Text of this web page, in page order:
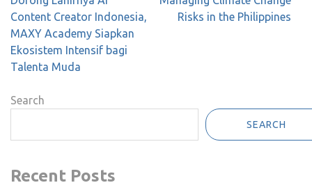
navigation
Content Creator Indonesia,
MAXY Academy Siapkan
Ekosistem Intensif bagi
Talenta Muda
Risks in the Philippines
Search
SEARCH
Recent Posts